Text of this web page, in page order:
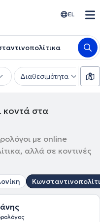
EL
Διαθεσιμότητα
κοντά στα
με online
αλλά σε κοντινές